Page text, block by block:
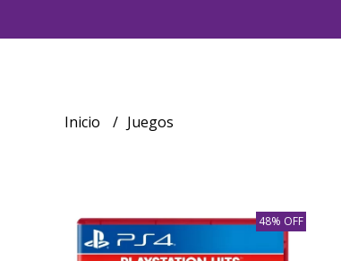
Inicio Juegos
48% OFF